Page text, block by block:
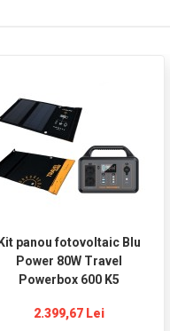
Kit panou fotovoltaic Blu
Power 80W Travel
Powerbox 600 K5
2.399,67 Lei